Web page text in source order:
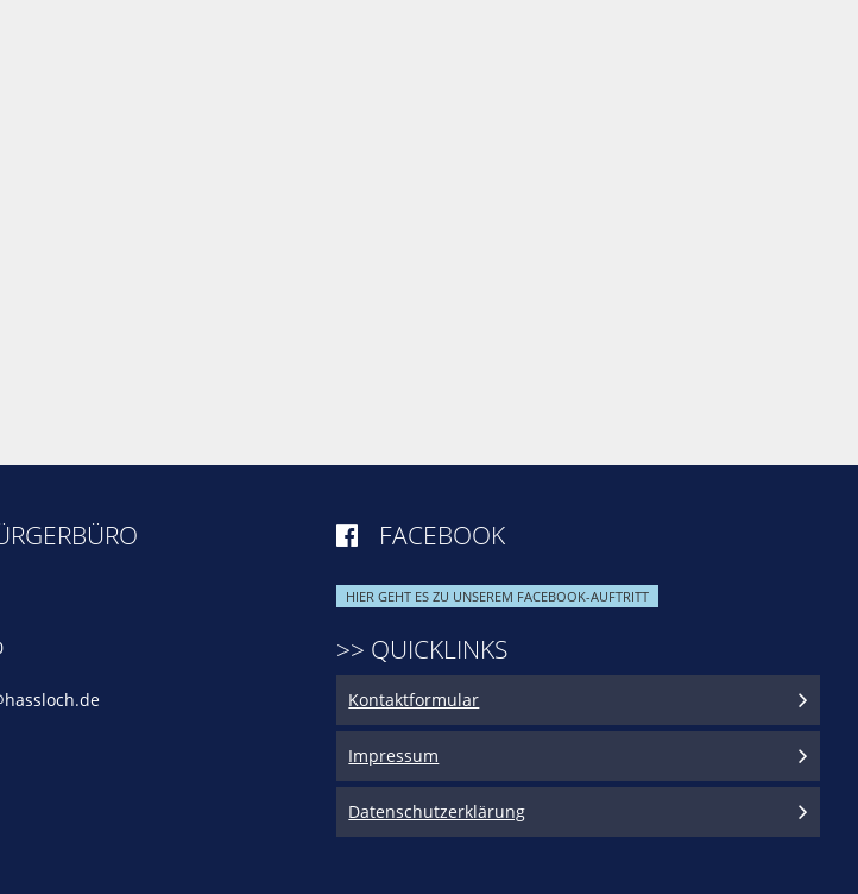
 FACEBOOK
HIER GEHT ES ZU UNSEREM FACEBOOK-AUFTRITT
>> QUICKLINKS
Kontaktformular
Impressum
Datenschutzerklärung